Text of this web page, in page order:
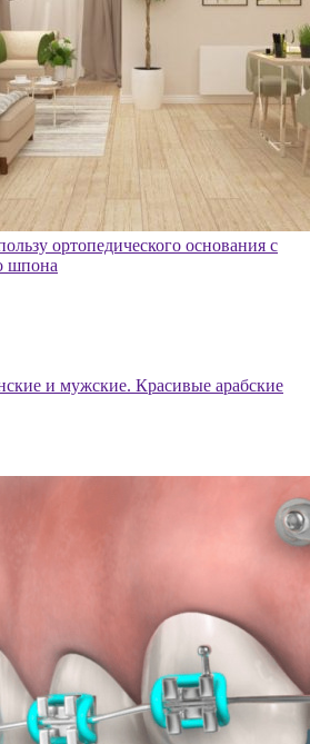
ортопедического основания с
шпона
и мужские. Красивые арабские